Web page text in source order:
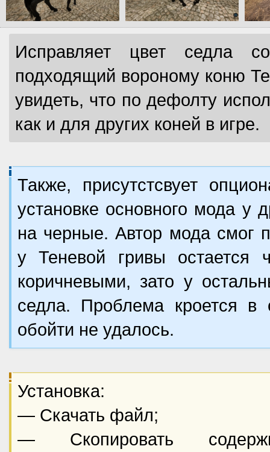
Исправляет цвет седла
подходящий вороному коню
увидеть, что по дефолту
как и для других коней в игре.
Также, присутстсвует
установке основного мода у
на черные. Автор мода смог
у Теневой гривы остается
коричневыми, зато у
седла. Проблема кроется в
обойти не удалось.
Установка:
— Скачать файл;
— Скопировать